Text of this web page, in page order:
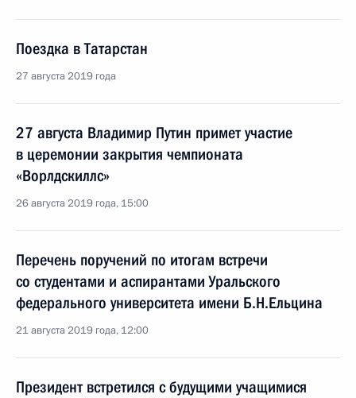
Поездка в Татарстан
27 августа 2019 года
27 августа Владимир Путин примет участие
в церемонии закрытия чемпионата
«Ворлдскиллс»
26 августа 2019 года, 15:00
Перечень поручений по итогам встречи
со студентами и аспирантами Уральского
федерального университета имени Б.Н.Ельцина
21 августа 2019 года, 12:00
Президент встретился с будущими учащимися